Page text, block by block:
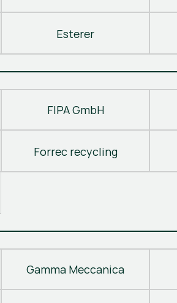
Esterer
FIPA GmbH
Forrec recycling
Gamma Meccanica